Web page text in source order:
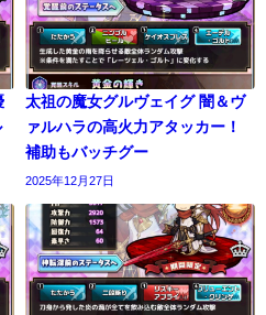
太祖の魔女グルヴェイグ 闇＆ヴ
ァルハラの高火力アタッカー！
補助もバッチグー
2025年12月27日